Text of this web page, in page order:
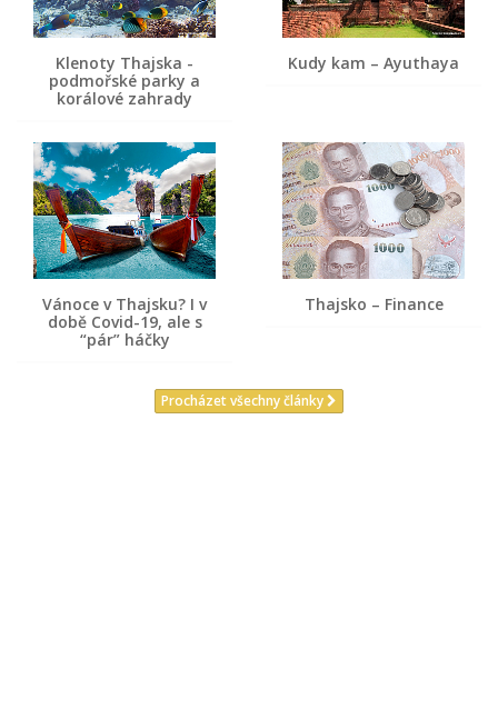
Klenoty Thajska -
podmořské parky a
korálové zahrady
Kudy kam – Ayuthaya
Vánoce v Thajsku? I v
době Covid-19, ale s
“pár” háčky
Thajsko – Finance
Procházet všechny články